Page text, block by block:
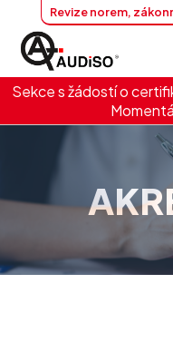
Revize norem,
Sekce s žádostí o